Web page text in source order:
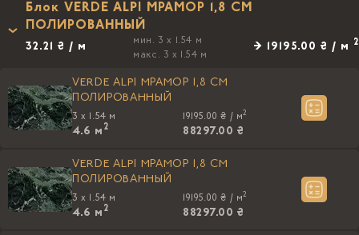
Блок VERDE ALPI МРАМОР 1,8 CM
ПОЛИРОВАННЫЙ
32.21 ₴ / м
мин. 3 x 1.54 м
макс. 3 x 1.54 м
→ 19195.00 ₴ / м 2
VERDE ALPI МРАМОР 1,8 CM
ПОЛИРОВАННЫЙ
3 x 1.54 м
4.6 м 2
19195.00 ₴ / м2
88297.00 ₴
VERDE ALPI МРАМОР 1,8 CM
ПОЛИРОВАННЫЙ
3 x 1.54 м
4.6 м 2
19195.00 ₴ / м2
88297.00 ₴